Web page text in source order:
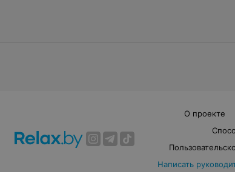
О проекте
Написать